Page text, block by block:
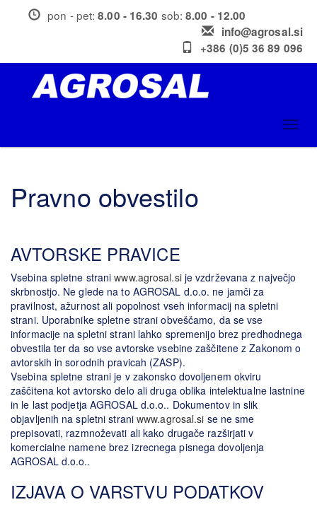
pon - pet:8.00 - 16.30 sob:8.00 - 12.00
info@agrosal.si
+386 (0)5 36 89 096
Pravno obvestilo
AVTORSKE PRAVICE
Vsebina spletne straniwww.agrosal.sije vzdrževana z največjo
skrbnostjo. Ne glede na to AGROSAL d.o.o. ne jamči za
pravilnost, ažurnost ali popolnost vseh informacij na spletni
strani. Uporabnike spletne strani obveščamo, da se vse
informacije na spletni strani lahko spremenijo brez predhodnega
obvestila ter da so vse avtorske vsebine zaščitene z Zakonom o
avtorskih in sorodnih pravicah (ZASP).
Vsebina spletne strani je v zakonsko dovoljenem okviru
zaščitena kot avtorsko delo ali druga oblika intelektualne lastnine
in le last podjetja AGROSAL d.o.o.. Dokumentov in slik
objavljenih na spletni straniwww.agrosal.si se ne sme
prepisovati, razmnoževati ali kako drugače razširjati v
komercialne namene brez izrecnega pisnega dovoljenja
AGROSAL d.o.o..
IZJAVA O VARSTVU PODATKOV